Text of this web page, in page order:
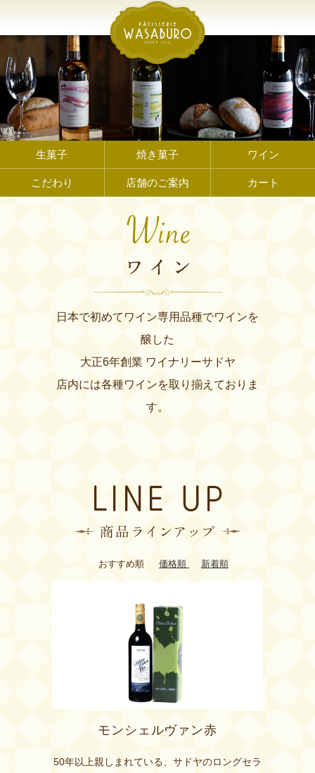
生菓子 焼き菓子 ワイン
こだわり 店舗のご案内 カート
日本で初めてワイン専用品種でワインを
醸した
大正6年創業 ワイナリーサドヤ
店内には各種ワインを取り揃えておりま
す。
おすすめ順 価格順 新着順
モンシェルヴァン赤
50年以上親しまれている、サドヤのロングセラ